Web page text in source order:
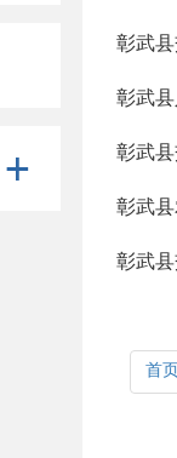
彰武
彰武
彰武
彰武
彰武
首